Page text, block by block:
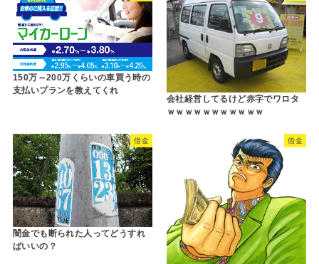
150万～200万くらいの車買う時の
支払いプランを教えてくれ
会社経営してるけど赤字でワロタ
ｗｗｗｗｗｗｗｗｗｗｗ
借金
闇金でも断られた人ってどうすれ
ばいいの？
借金